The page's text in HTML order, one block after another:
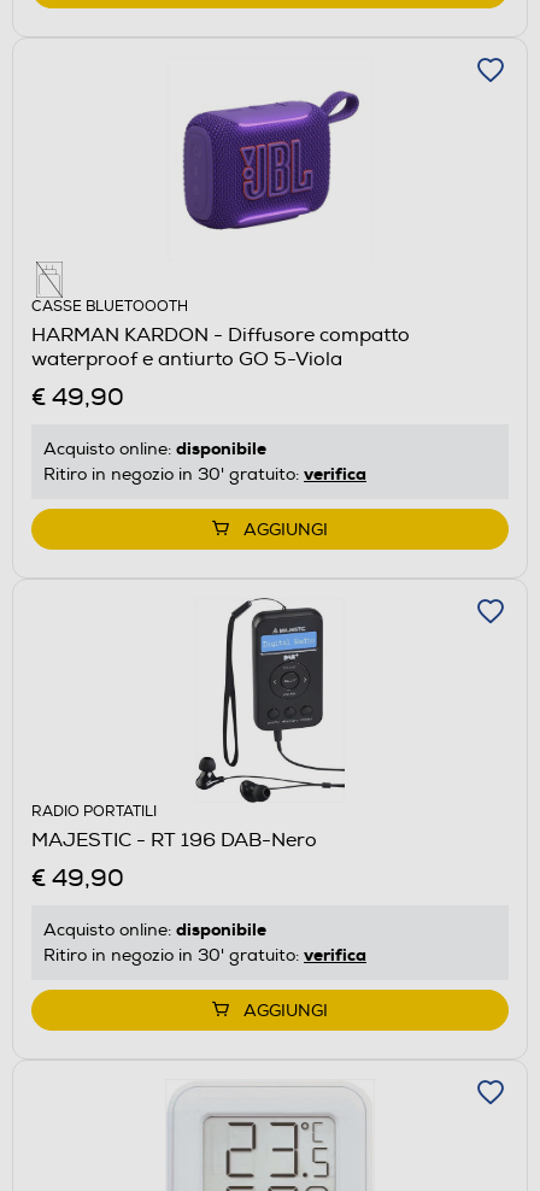
CASSE BLUETOOOTH
HARMAN KARDON - Diffusore compatto
waterproof e antiurto GO 5-Viola
€ 49,90
Acquisto online: disponibile
Ritiro in negozio in 30' gratuito: verifica
AGGIUNGI
RADIO PORTATILI
MAJESTIC - RT 196 DAB-Nero
€ 49,90
Acquisto online: disponibile
Ritiro in negozio in 30' gratuito: verifica
AGGIUNGI